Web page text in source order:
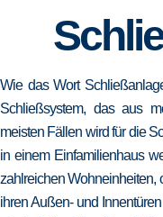
Wie das Wort
Schließsystem, das aus
meisten Fällen wird für die
in einem Einfamilienhaus
zahlreichen Wohneinheiten,
ihren Außen- und